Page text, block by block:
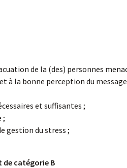
de la (des) personnes
la bonne perception du
et suffisantes ;
;
gestion du stress ;
de catégorie B